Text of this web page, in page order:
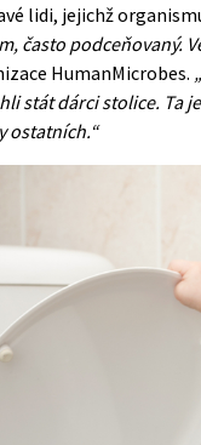
lidi, jejichž
často podceňovaný.
HumanMicrobes.
stát dárci stolice. Ta
ostatních.“